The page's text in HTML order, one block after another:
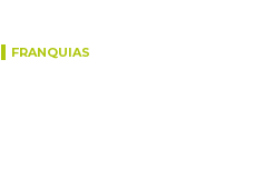
FRANQUIAS